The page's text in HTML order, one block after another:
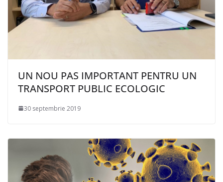
UN NOU PAS IMPORTANT PENTRU UN
TRANSPORT PUBLIC ECOLOGIC
30 septembrie 2019